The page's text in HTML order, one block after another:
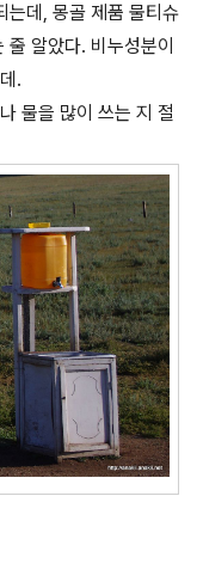
는데, 몽골 제품 물티슈
알았다. 비누성분이
.
물을 많이 쓰는 지 절